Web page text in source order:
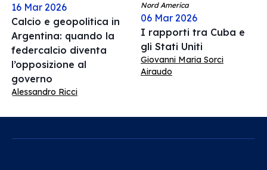
16 Mar 2026
Calcio e geopolitica in
Argentina: quando la
federcalcio diventa
l’opposizione al
governo
Alessandro Ricci
Nord America
06 Mar 2026
I rapporti tra Cuba e
gli Stati Uniti
Giovanni Maria Sorci
Airaudo